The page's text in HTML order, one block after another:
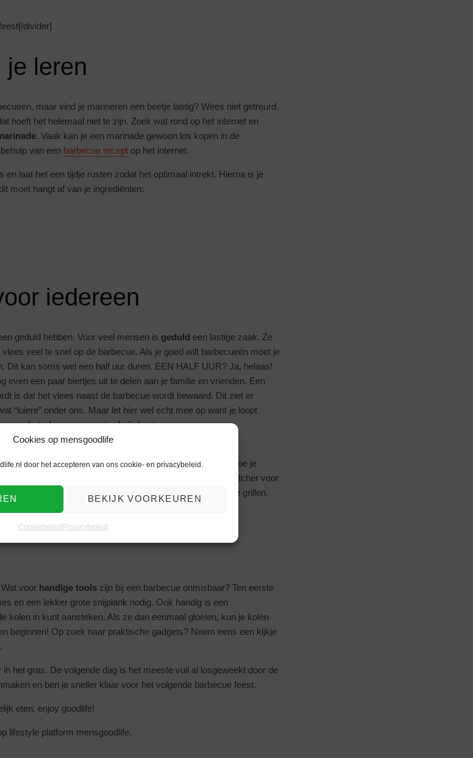
Cookies op mensgoodlife
door het accepteren van ons cookie- en privacybeleid.
BEKIJK VOORKEUREN
CookiebeleidPrivacybeleid
divider]
je leren
maar vind je marineren een beetje lastig? Wees niet getreurd.
hoeft het helemaal niet te zijn. Zoek wat rond op het internet en
. Vaak kan je een marinade gewoon los kopen in de
van een barbecue recept op het internet.
en laat het een tijdje rusten zodat het optimaal intrekt. Hierna is je
moet hangt af van je ingrediënten:
iedereen
geduld hebben. Voor veel mensen is geduld een lastige zaak. Ze
veel te snel op de barbecue. Als je goed wilt barbecueën moet je
Dit kan soms wel een half uur duren. EEN HALF UUR? Ja, helaas!
even een paar biertjes uit te delen aan je familie en vrienden. Een
is dat het vlees naast de barbecue wordt bewaard. Dit ziet er
“luiere” onder ons. Maar let hier wel echt mee op want je loopt
het vlees gewoon in de ijskast
praktische barbecue natuurlijk onmisbaar. Heerlijk grillen doe je
. Met zijn speciale ovale vorm is het een echte eyecatcher voor
ervoor dat je extra veel ruimte hebt om te grillen.
een geweldig barbecue feest!
voor handige tools zijn bij een barbecue onmisbaar? Ten eerste
en een lekker grote snijplank nodig. Ook handig is een
kolen in kunt aansteken. Als ze dan eenmaal gloeien, kun je kolen
beginnen! Op zoek naar praktische gadgets? Neem eens een kijkje
het gras. De volgende dag is het meeste vuil al losgeweekt door de
en ben je sneller klaar voor het volgende barbecue feest.
eten, enjoy goodlife!
lifestyle platform mensgoodlife.